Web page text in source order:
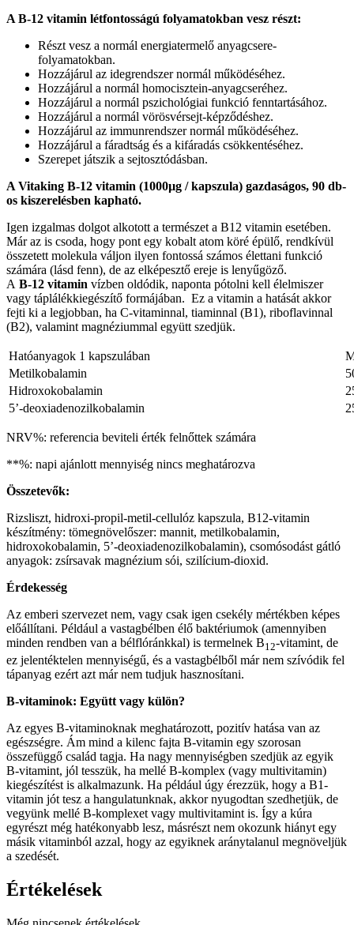
A B-12 vitamin létfontosságú folyamatokban vesz részt:
Részt vesz a normál energiatermelő anyagcsere-
folyamatokban.
Hozzájárul az idegrendszer normál működéséhez.
Hozzájárul a normál homocisztein-anyag­cseréhez.
Hozzájárul a normál pszichológiai funkció fenntartásához.
Hozzájárul a normál vörösvérsejt-képző­déshez.
Hozzájárul az immunrendszer normál működéséhez.
Hozzájárul a fáradtság és a kifáradás csök­kentéséhez.
Szerepet játszik a sejtosztódásban.
A Vitaking B-12 vitamin (1000µg / kapszula) gazdaságos, 90 db-
os kiszerelésben kapható.
Igen izgalmas dolgot alkotott a természet a B12 vitamin esetében.
Már az is csoda, hogy pont egy kobalt atom köré épülő, rendkívül
összetett molekula váljon ilyen fontossá számos élettani funkció
számára (lásd fenn), de az elképesztő ereje is lenyűgöző.
A B-12 vitamin vízben oldódik, naponta pótolni kell élelmiszer
vagy táplálékkiegészítő formájában. Ez a vitamin a hatását akkor
fejti ki a legjobban, ha C-vitaminnal, tiaminnal (B1), riboflavinnal
(B2), valamint magnéziummal együtt szedjük.
Hatóanyagok 1 kapszulában
Metilkobalamin
Hidroxokobalamin
5’-deoxiadenozilkobalamin
NRV%: referencia beviteli érték felnőttek számára
**%: napi ajánlott mennyiség nincs meghatározva
Összetevők:
Rizsliszt, hidroxi-propil-metil-cellulóz kapszula, B12-vitamin
készítmény: tömegnövelőszer: mannit, metilkobalamin,
hidroxokobalamin, 5’-deoxiadenozilkobalamin), csomósodást gátló
anyagok: zsírsavak magnézium sói, szilícium-dioxid.
Érdekesség
Az emberi szervezet nem, vagy csak igen csekély mértékben képes
előállítani. Például a vastagbélben élő baktériumok (amennyiben
minden rendben van a bélflóránkkal) is termelnek B12-vitamint, de
ez jelentéktelen mennyiségű, és a vastagbélből már nem szívódik fel
tápanyag ezért azt már nem tudjuk hasznosítani.
B-vitaminok: Együtt vagy külön?
Az egyes B-vitaminoknak meghatározott, pozitív hatása van az
egészségre. Ám mind a kilenc fajta B-vitamin egy szorosan
összefüggő család tagja. Ha nagy mennyiségben szedjük az egyik
B-vitamint, jól tesszük, ha mellé B-komplex (vagy multivitamin)
kiegészítést is alkalmazunk. Ha például úgy érezzük, hogy a B1-
vitamin jót tesz a hangulatunknak, akkor nyugodtan szedhetjük, de
vegyünk mellé B-komplexet vagy multivitamint is. Így a kúra
egyrészt még hatékonyabb lesz, másrészt nem okozunk hiányt egy
másik vitaminból azzal, hogy az egyiknek aránytalanul megnöveljük
a szedését.
Értékelések